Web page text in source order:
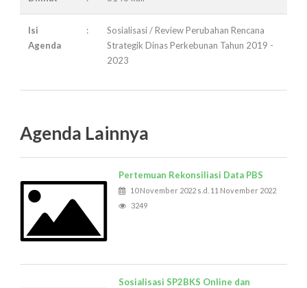
Isi
Agenda
:
Sosialisasi / Review Perubahan Rencana
Strategik Dinas Perkebunan Tahun 2019 -
2023
Agenda Lainnya
Pertemuan Rekonsiliasi Data PBS
10 November 2022 s.d. 11 November 2022
3249
Sosialisasi SP2BKS Online dan